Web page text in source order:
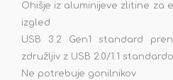
Ohišje iz aluminijeve zlitine za
izgled
USB 3.2 Gen1 standard
združljiv z USB 2.0/1.1
Ne potrebuje gonilnikov